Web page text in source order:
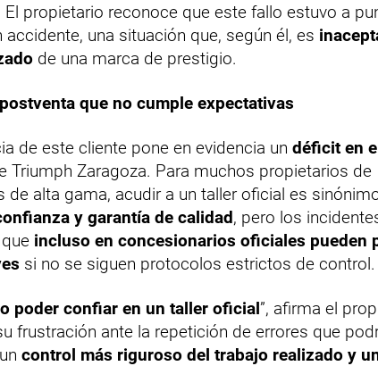
El propietario reconoce que este fallo estuvo a
accidente, una situación que, según él, es
de una marca de prestigio.
que no cumple expectativas
de este cliente pone en evidencia un déficit en
Triumph Zaragoza. Para muchos propietarios de
de alta gama, acudir a un taller oficial es
y garantía de calidad, pero los
incluso en concesionarios oficiales pueden
si no se siguen protocolos estrictos de control.
poder confiar en un taller oficial”, afirma el
frustración ante la repetición de errores que
control más riguroso del trabajo realizado y